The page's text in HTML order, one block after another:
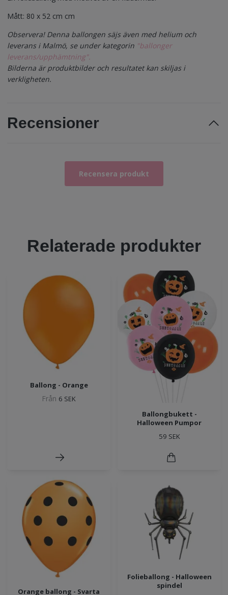
Mått: 80 x 52 cm cm
Observera! Denna ballongen säjs även med helium och
leverans i Malmö, se under kategorin "ballonger
leverans/upphämtning".
Bilderna är produktbilder och resultatet kan skiljas i
verkligheten.
Recensioner
Recensera produkt
Relaterade produkter
Ballong - Orange
Från 6 SEK
Ballongbukett -
Halloween Pumpor
59 SEK
Orange ballong - Svarta
Folieballong - Halloween
spindel